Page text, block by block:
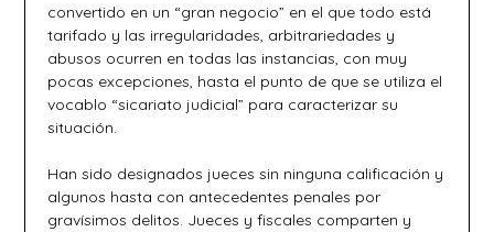
convertido en un “gran negocio” en el que todo está
tarifado y las irregularidades, arbitrariedades y
abusos ocurren en todas las instancias, con muy
pocas excepciones, hasta el punto de que se utiliza el
vocablo “sicariato judicial” para caracterizar su
situación.
Han sido designados jueces sin ninguna calificación y
algunos hasta con antecedentes penales por
gravísimos delitos. Jueces y fiscales comparten y